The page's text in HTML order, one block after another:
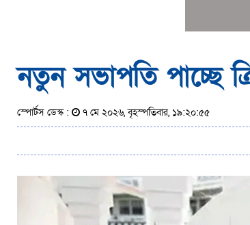
নতুন সভাপতি পাচ্ছে
স্পোর্টস ডেস্ক : ৭ মে ২০২৬, বৃহস্পতিবার, ১৯:২০:৫৫